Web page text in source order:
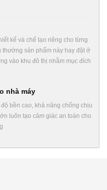
kế và chế tạo riêng cho từng
thường sản phẩm này hay đặt ở
vào khu đô thị nhằm mục đích
nhà máy
bền cao, khả năng chống chịu
luôn tạo cảm giác an toàn cho